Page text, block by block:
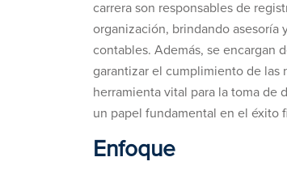
carrera son responsables de
organización, brindando asesoría
contables. Además, se encargan
garantizar el cumplimiento de las
herramienta vital para la toma de
un papel fundamental en el éxito
Enfoque